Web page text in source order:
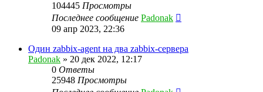
104445 Просмотры
Последнее сообщение Padonak
09 апр 2023, 22:36
Один zabbix-agent на два zabbix-сервера
Padonak » 20 дек 2022, 12:17
0 Ответы
25948 Просмотры